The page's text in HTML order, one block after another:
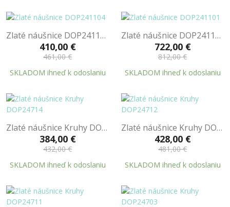
Zlaté náušnice DOP241104
410,00 €
461,00 €
SKLADOM ihneď k odoslaniu
Zlaté náušnice DOP241101
722,00 €
812,00 €
SKLADOM ihneď k odoslaniu
Zlaté náušnice Kruhy DOP24714
384,00 €
432,00 €
SKLADOM ihneď k odoslaniu
Zlaté náušnice Kruhy DOP24712
428,00 €
481,00 €
SKLADOM ihneď k odoslaniu